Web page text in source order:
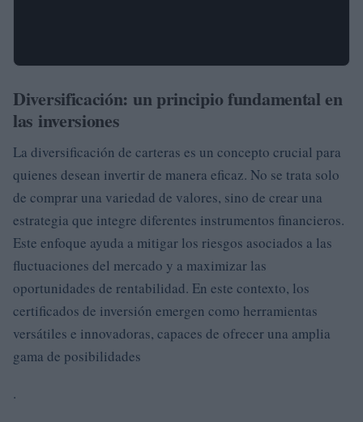
Diversificación: un principio fundamental en
las inversiones
La diversificación de carteras es un concepto crucial para
quienes desean invertir de manera eficaz. No se trata solo
de comprar una variedad de valores, sino de crear una
estrategia que integre diferentes instrumentos financieros.
Este enfoque ayuda a mitigar los riesgos asociados a las
fluctuaciones del mercado y a maximizar las
oportunidades de rentabilidad. En este contexto, los
certificados de inversión emergen como herramientas
versátiles e innovadoras, capaces de ofrecer una amplia
gama de posibilidades
.